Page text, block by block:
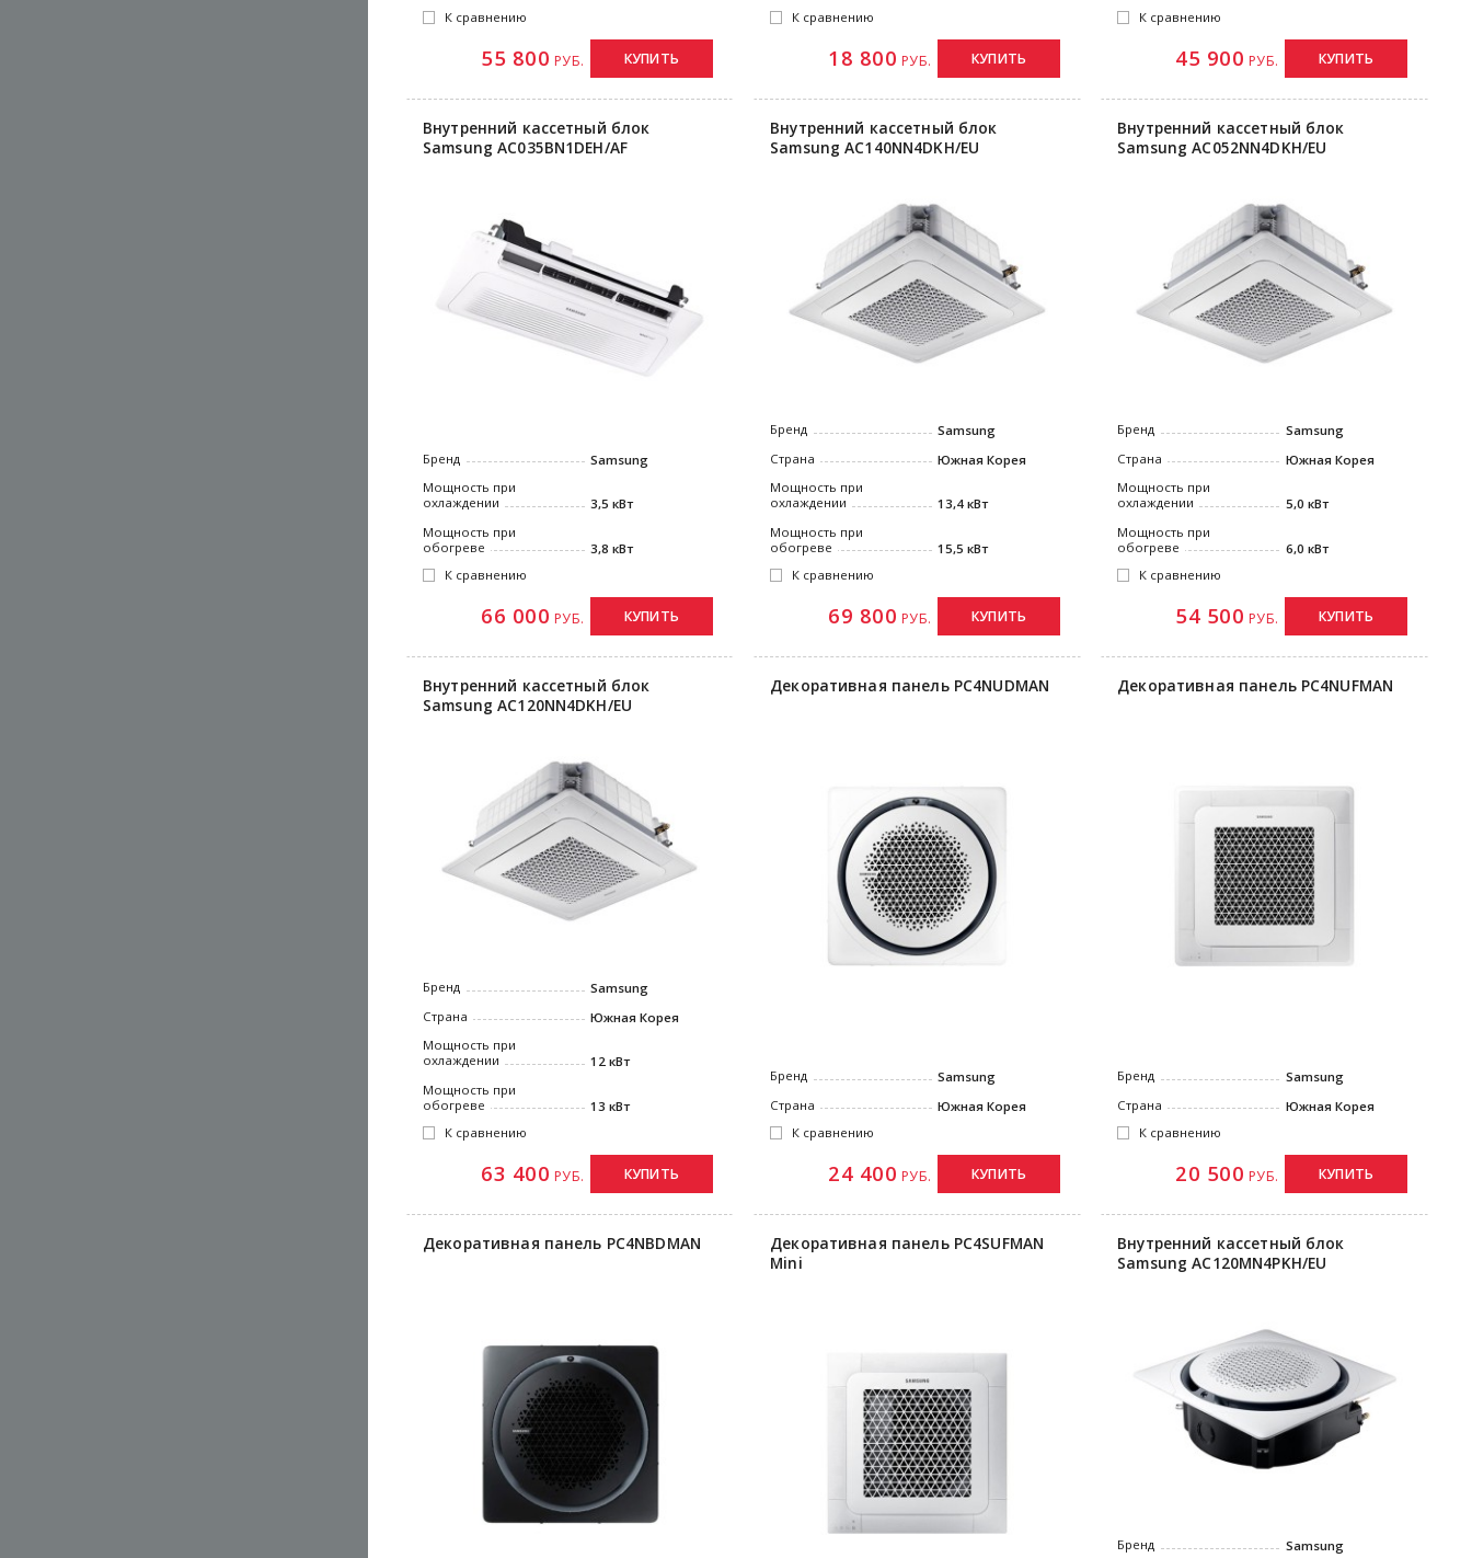
К сравнению
55 800 РУБ. КУПИТЬ
К сравнению
18 800 РУБ. КУПИТЬ
К сравнению
45 900 РУБ. КУПИТЬ
Внутренний кассетный блок
Samsung AC035BN1DEH/AF
Бренд
Samsung
Мощность при
охлаждении
3,5 кВт
Мощность при
обогреве
3,8 кВт
К сравнению
66 000 РУБ. КУПИТЬ
Внутренний кассетный блок
Samsung AC140NN4DKH/EU
Бренд
Samsung
Страна
Южная Корея
Мощность при
охлаждении
13,4 кВт
Мощность при
обогреве
15,5 кВт
К сравнению
69 800 РУБ. КУПИТЬ
Внутренний кассетный блок
Samsung AC052NN4DKH/EU
Бренд
Samsung
Страна
Южная Корея
Мощность при
охлаждении
5,0 кВт
Мощность при
обогреве
6,0 кВт
К сравнению
54 500 РУБ. КУПИТЬ
Внутренний кассетный блок
Samsung AC120NN4DKH/EU
Бренд
Samsung
Страна
Южная Корея
Мощность при
охлаждении
12 кВт
Мощность при
обогреве
13 кВт
К сравнению
63 400 РУБ. КУПИТЬ
Декоративная панель PC4NUDMAN
Бренд
Samsung
Страна
Южная Корея
К сравнению
24 400 РУБ. КУПИТЬ
Декоративная панель PC4NUFMAN
Бренд
Samsung
Страна
Южная Корея
К сравнению
20 500 РУБ. КУПИТЬ
Декоративная панель PC4NBDMAN
Декоративная панель PC4SUFMAN
Mini
Внутренний кассетный блок
Samsung AC120MN4PKH/EU
Бренд
Samsung